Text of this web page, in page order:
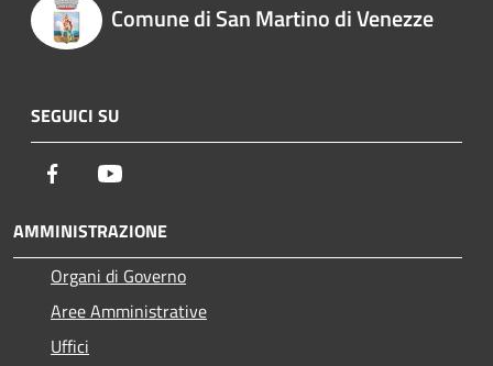
Comune di San Martino di Venezze
SEGUICI SU
Facebook
AMMINISTRAZIONE
Organi di Governo
Aree Amministrative
Uffici